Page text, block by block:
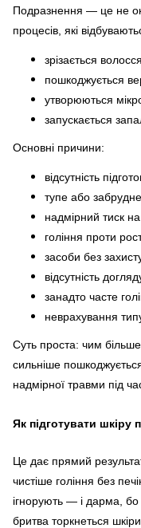
Подразнення — це не
процесів, які
зрізається
пошкоджується
утворюються
запускається
Основні причини:
відсутність
тупе або
надмірний тиск
гоління проти
засоби без
відсутність
занадто часте
неврахування
Суть проста: чим
сильніше
надмірної травми під
Як підготувати шкіру
Це дає прямий
чистіше гоління без
ігнорують — і дарма, бо
бритва торкнеться шкіри.